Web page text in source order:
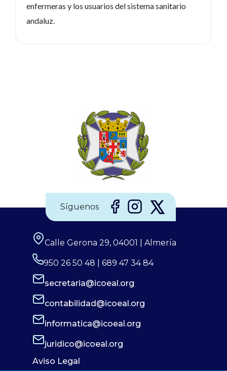
enfermeras y los usuarios del sistema sanitario
andaluz.
Síguenos
Calle Gerona 29, 04001 | Almería
950 26 50 48 | 689 47 34 84
secretaria@icoeal.org
contabilidad@icoeal.org
informatica@icoeal.org
juridico@icoeal.org
Aviso Legal